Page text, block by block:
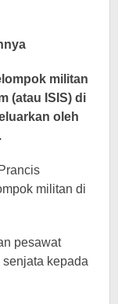
militan
(atau ISIS) di
oleh
militan di
pesawat
kepada